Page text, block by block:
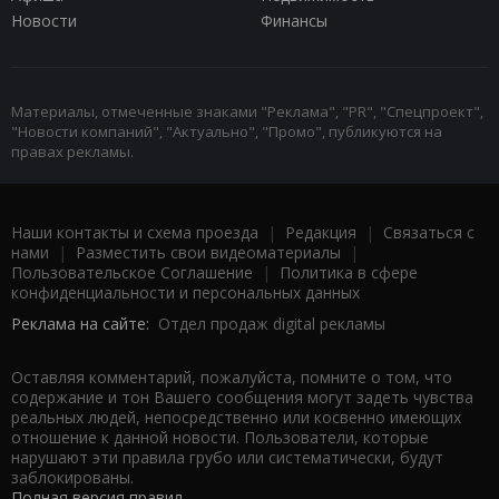
Новости
Финансы
Материалы, отмеченные знаками "Реклама", "PR", "Спецпроект",
"Новости компаний", "Актуально", "Промо", публикуются на
правах рекламы.
Наши контакты и схема проезда | Редакция | Связаться с
нами | Разместить свои видеоматериалы |
Пользовательское Соглашение |
Политика в сфере
конфиденциальности и персональных данных
Реклама на сайте: Отдел продаж digital рекламы
Оставляя комментарий, пожалуйста, помните о том, что
содержание и тон Вашего сообщения могут задеть чувства
реальных людей, непосредственно или косвенно имеющих
отношение к данной новости. Пользователи, которые
нарушают эти правила грубо или систематически, будут
заблокированы.